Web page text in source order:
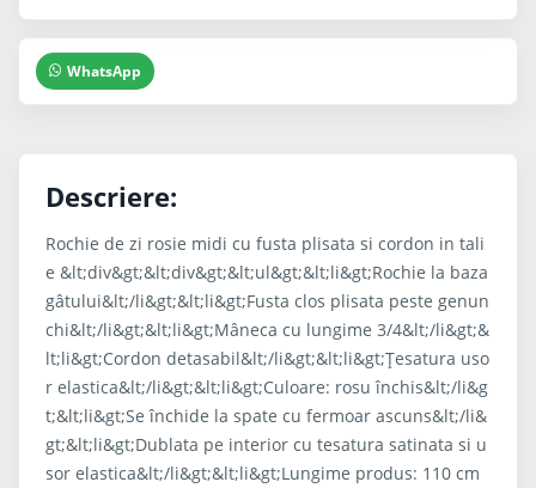
WhatsApp
Descriere:
Rochie de zi rosie midi cu fusta plisata si cordon in tali
e &lt;div&gt;&lt;div&gt;&lt;ul&gt;&lt;li&gt;Rochie la baza
gâtului&lt;/li&gt;&lt;li&gt;Fusta clos plisata peste genun
chi&lt;/li&gt;&lt;li&gt;Mâneca cu lungime 3/4&lt;/li&gt;&
lt;li&gt;Cordon detasabil&lt;/li&gt;&lt;li&gt;Țesatura uso
r elastica&lt;/li&gt;&lt;li&gt;Culoare: rosu închis&lt;/li&g
t;&lt;li&gt;Se închide la spate cu fermoar ascuns&lt;/li&
gt;&lt;li&gt;Dublata pe interior cu tesatura satinata si u
sor elastica&lt;/li&gt;&lt;li&gt;Lungime produs: 110 cm